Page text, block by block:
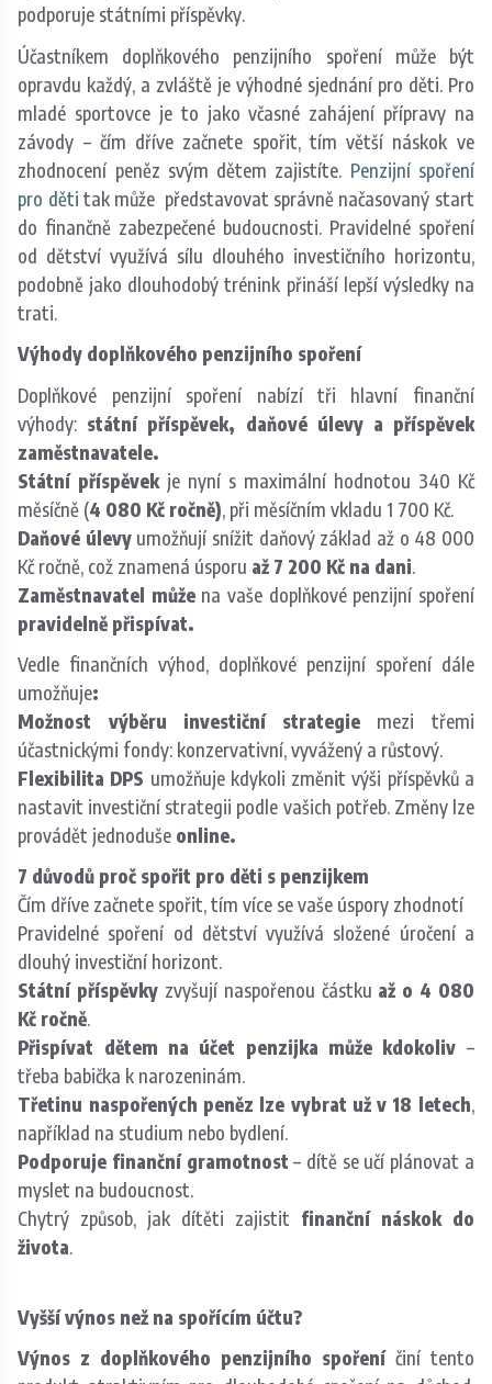
podporuje státními příspěvky.
Účastníkem doplňkového penzijního spoření může být
opravdu každý, a zvláště je výhodné sjednání pro děti. Pro
mladé sportovce je to jako včasné zahájení přípravy na
závody – čím dříve začnete spořit, tím větší náskok ve
zhodnocení peněz svým dětem zajistíte. Penzijní spoření
pro děti tak může představovat správně načasovaný start
do finančně zabezpečené budoucnosti. ​Pravidelné spoření
od dětství využívá sílu dlouhého investičního horizontu,
podobně jako dlouhodobý trénink přináší lepší výsledky na
trati.
Výhody doplňkového penzijního spoření
Doplňkové penzijní spoření nabízí tři hlavní finanční
výhody: státní příspěvek, daňové úlevy a příspěvek
zaměstnavatele.
​Státní příspěvek je nyní s maximální hodnotou 340 Kč
měsíčně (4 080 Kč ročně), při měsíčním vkladu 1 700 Kč.
Daňové úlevyumožňují snížit daňový základ až o 48 000
Kč ročně, což znamená úsporu až 7 200 Kč na dani.
Zaměstnavatel může na vaše doplňkové penzijní spoření
pravidelně přispívat.
Vedle finančních výhod, doplňkové penzijní spoření dále
umožňuje:
Možnost výběru investiční strategie mezi třemi
účastnickými fondy: konzervativní, vyvážený a růstový.
Flexibilita DPS umožňuje kdykoli změnit výši příspěvků a
nastavit investiční strategii podle vašich potřeb. Změny lze
provádět jednoduše online.
7 důvodů proč spořit pro děti s penzijkem
Čím dříve začnete spořit, tím více se vaše úspory zhodnotí
​Pravidelné spoření od dětství využívá složené úročení a
dlouhý investiční horizont.
Státní příspěvky zvyšují naspořenou částku až o 4 080
Kč ročně.
Přispívat dětem na účet penzijka může kdokoliv –
třeba babička k narozeninám.
Třetinu naspořených peněz lze vybrat už v 18 letech,
například na studium nebo bydlení.
Podporuje finanční gramotnost – dítě se učí plánovat a
myslet na budoucnost.
​Chytrý způsob, jak dítěti zajistit finanční náskok do
života.
Vyšší výnos než na spořícím účtu?
Výnos z doplňkového penzijního spořeníčiní tento